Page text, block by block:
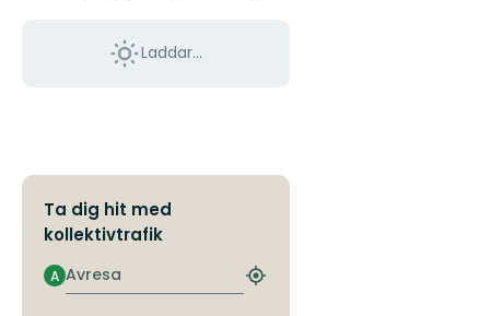
Laddar...
Ta dig hit med
kollektivtrafik
Avresa
A
Hitta